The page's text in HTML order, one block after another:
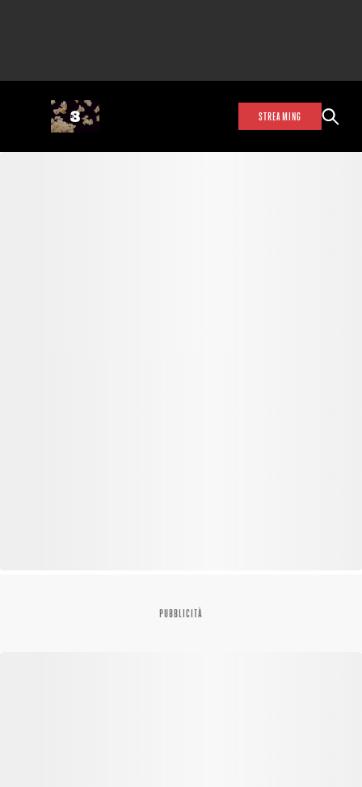
STREAMING
PUBBLICITÀ